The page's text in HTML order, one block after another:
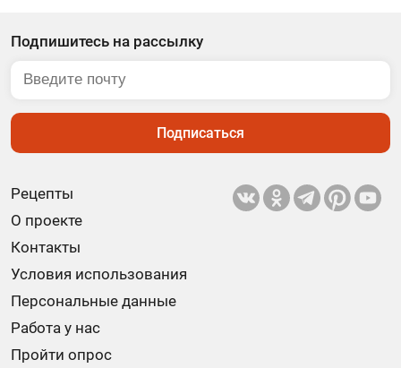
Рецепты
О проекте
Контакты
Условия использования
Персональные данные
Работа у нас
Пройти опрос
Подпишитесь на рассылку
Подписаться